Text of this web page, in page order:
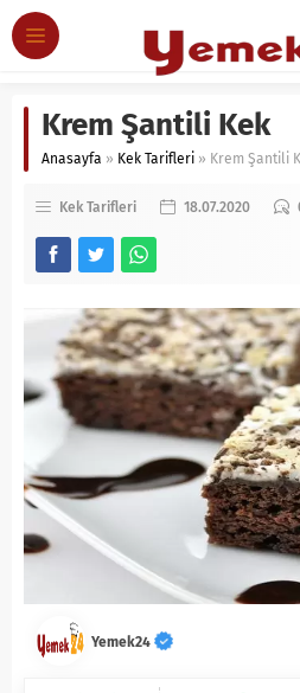
Krem Şantili Kek
Anasayfa » Kek Tarifleri » Krem Şantili
Kek Tarifleri 18.07.2020
Yemek24